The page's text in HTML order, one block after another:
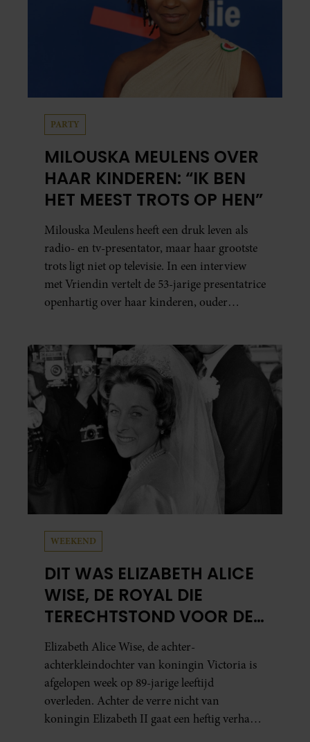
PARTY
MILOUSKA MEULENS OVER
HAAR KINDEREN: “IK BEN
HET MEEST TROTS OP HEN”
Milouska Meulens heeft een druk leven als
radio- en tv-presentator, maar haar grootste
trots ligt niet op televisie. In een interview
met Vriendin vertelt de 53-jarige presentatrice
openhartig over haar kinderen, ouder
welke levenslessen haar vandaag de dag het
meest bezighouden.
WEEKEND
DIT WAS ELIZABETH ALICE
WISE, DE ROYAL DIE
TERECHTSTOND VOOR DE
DOOD VAN HAAR BABY
Elizabeth Alice Wise, de achter-
achterkleindochter van koningin Victoria is
afgelopen week op 89-jarige leeftijd
overleden. Achter de verre nicht van
koningin Elizabeth II gaat een heftig verhaal